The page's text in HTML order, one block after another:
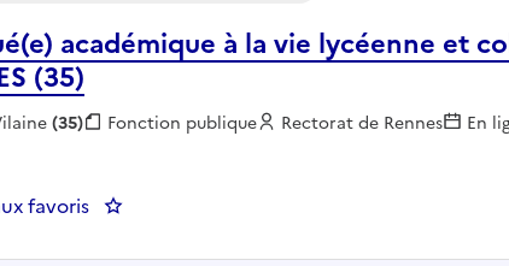
académique à la vie lycéenne et
(35)
: (35) Fonction publique :
Fonction publique Employeur :
Rectorat de Rennes En
favoris : Délégué(e) académique à la vie lycéenne et